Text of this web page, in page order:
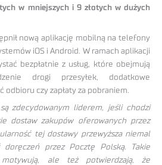
w mniejszych i 9 złotych w dużych
nową aplikację mobilną na telefony
iOS i Android. W ramach aplikacji
bezpłatnie z usług, które obejmują
drogi przesyłek, dodatkowe
odbioru czy zapłaty za pobraniem.
zdecydowanym liderem, jeśli chodzi
dostaw zakupów oferowanych przez
tej dostawy przewyższa niemal
doręczeń przez Pocztę Polską. Takie
ale też potwierdzają, że